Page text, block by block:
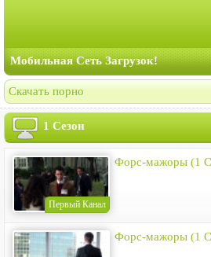
Мобильная Сеть Загрузок!
Скачать порно
1 Сезон
Первый Канал
Форс-мажоры (1
Форс-мажоры (1